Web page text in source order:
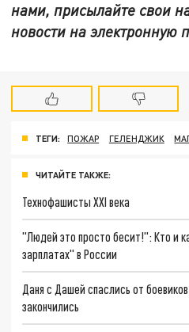
нами, присылайте свои
новости на электронную
ТЕГИ: ПОЖАР ГЕЛЕНДЖИК
ЧИТАЙТЕ ТАКЖЕ:
Технофашисты XXI века
"Людей это просто бесит!": Кто и
зарплатах" в России
Даня с Дашей спаслись от
закончились